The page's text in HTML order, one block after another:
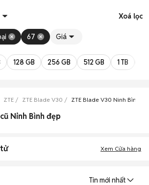
Xoá lọc
67 Giá
128 GB 256 GB 512 GB 1 TB
ZTE ZTE Blade V30 ZTE Blade V30 Ninh Bình
Ninh Bình đẹp
Xem Cửa hàng
Tin mới nhất